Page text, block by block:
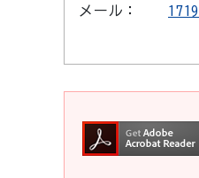
メール：